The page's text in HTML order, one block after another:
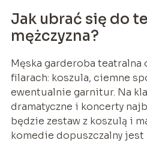
Jak ubrać się do
mężczyzna?
Męska garderoba teatralna
filarach: koszula, ciemne
ewentualnie garnitur. Na
dramatyczne i koncerty
będzie zestaw z koszulą i
komedie dopuszczalny jest